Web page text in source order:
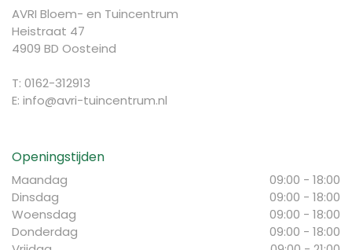
AVRI Bloem- en Tuincentrum
Heistraat 47
4909 BD Oosteind
T: 0162-312913
E: info@avri-tuincentrum.nl
Openingstijden
Maandag
09:00 - 18:00
Dinsdag
09:00 - 18:00
Woensdag
09:00 - 18:00
Donderdag
09:00 - 18:00